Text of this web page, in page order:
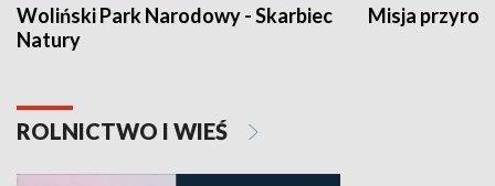
Woliński Park Narodowy - Skarbiec
Natury
Misja
ROLNICTWO I WIEŚ